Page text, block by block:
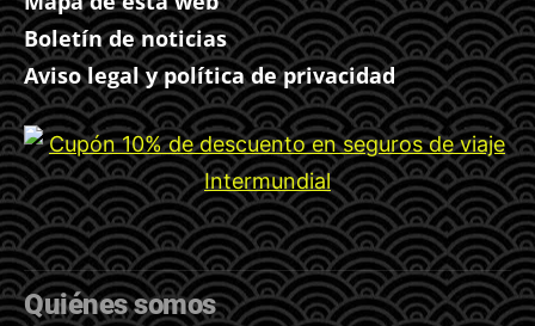
Boletín de noticias
Aviso legal y política de privacidad
Quiénes somos